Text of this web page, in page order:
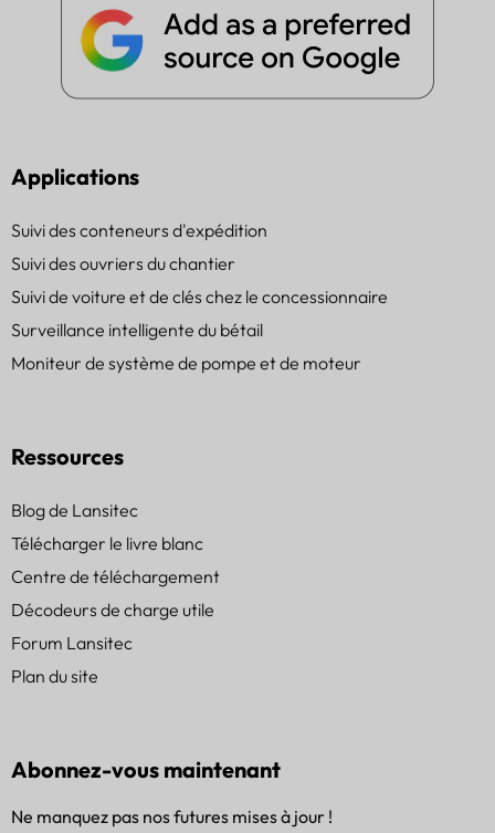
Applications
Suivi des conteneurs d'expédition
Suivi des ouvriers du chantier
Suivi de voiture et de clés chez le concessionnaire
Surveillance intelligente du bétail
Moniteur de système de pompe et de moteur
Ressources
Blog de Lansitec
Télécharger le livre blanc
Centre de téléchargement
Décodeurs de charge utile
Forum Lansitec
Plan du site
Abonnez-vous maintenant
Ne manquez pas nos futures mises à jour !